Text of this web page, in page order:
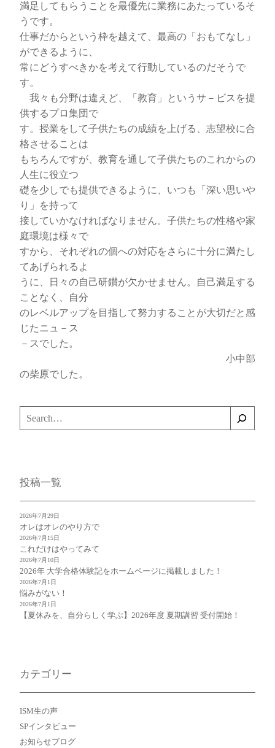
満足してもらうことを最優先に業務にあたっているそ
うです。
仕事だからという枠を越えて、最高の「おもてなし」
ができるように、
常にどうすべきかを考えて行動しているのだそうで
す。
我々も分野は違えど、「教育」というサ－ビスを提
供するプロ集団で
す。授業をして子供たちの成績を上げる、志望校に合
格させることは
もちろんですが、教育を通して子供たちのこれからの
人生に役立つ
礎を少しでも提供できるように、いつも「深い思いや
り」を持って
接していかなければなりません。子供たちの性格や家
庭環境は様々で
すから、それぞれの個への対応をさらに十分に満たし
てあげられるよ
うに、日々の自己研鑚が欠かせません。自己満足する
ことなく、自分
のレベルアップを目指して努力することが大切だと感
じたニュ－ス
－スでした。
小中部
の柴原でした。
検
索
投稿一覧
オレはオレのやり方で
2026年7月29日
これだけはやってみて
2026年7月15日
2026年 大学合格体験記をホームページに掲載しました！
2026年7月10日
悩みがない！
2026年7月1日
【夏休みを、自分らしく学ぶ】2026年度 夏期講習 受付開始！
2026年7月1日
カテゴリー
ISM生の声
SPインタビュー
お知らせブログ